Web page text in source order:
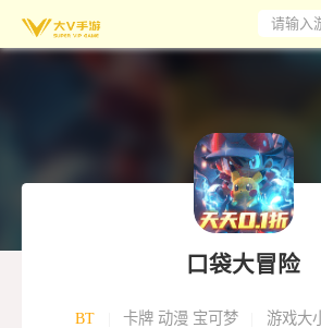
请输入
口袋大冒险
BT 卡牌 动漫 宝可梦 游戏大